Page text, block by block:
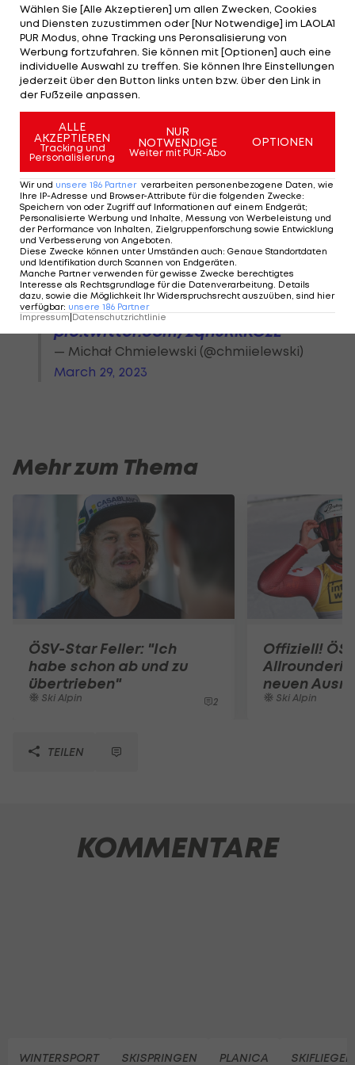
Das Training und die Qualifikation am Donnerstag
gingen ohne Zwischenfälle über die Bühne. Für die
kommenden Tage ist für Planica jedoch
wechselhaftes Wetter vorausgesagt.
Niestety. Najpierw Ernest Prislic
leci na 249 metrów, a chwilę
później Taj Ekart koszmarnie
upada na bulę. Gigantyczny
huk, obie narty złamane. Od
kilku minut pracują medycy.
Za dużo w tym roku upadków.
Za dużo…#skijumping
#Planica2023
pic.twitter.com/2qh5RkKGzL
— Michał Chmielewski (@chmiielewski)
March 29, 2023
Mehr zum Thema
ÖSV-Star Feller: "Ich
habe schon ab und zu
übertrieben"
Ski Alpin 2
Offiziell!
neuen
Ski Alpin
TEILEN
KOMMENTARE
WINTERSPORT SKISPRINGEN PLANICA SKIFLIEGEN
Wählen Sie [Alle Akzeptieren] um allen Zwecken, Cookies
und Diensten zuzustimmen oder [Nur Notwendige] im LAOLA1
PUR Modus, ohne Tracking uns Peronsalisierung von
Werbung fortzufahren. Sie können mit [Optionen] auch eine
individuelle Auswahl zu treffen. Sie können Ihre Einstellungen
jederzeit über den Button links unten bzw. über den Link in
der Fußzeile anpassen.
ALLE
AKZEPTIEREN
Tracking und
Personalisierung
NUR
NOTWENDIGE
Weiter mit PUR-Abo
OPTIONEN
Wir und unsere 186 Partner verarbeiten personenbezogene Daten, wie
Ihre IP-Adresse und Browser-Attribute für die folgenden Zwecke:
Speichern von oder Zugriff auf Informationen auf einem Endgerät;
Personalisierte Werbung und Inhalte, Messung von Werbeleistung und
der Performance von Inhalten, Zielgruppenforschung sowie Entwicklung
und Verbesserung von Angeboten.
Diese Zwecke können unter Umständen auch: Genaue Standortdaten
und Identifikation durch Scannen von Endgeräten.
Manche Partner verwenden für gewisse Zwecke berechtigtes
Interesse als Rechtsgrundlage für die Datenverarbeitung. Details
dazu, sowie die Möglichkeit Ihr Widerspruchsrecht auszuüben, sind hier
verfügbar: unsere 186 Partner
Impressum Datenschutzrichtlinie